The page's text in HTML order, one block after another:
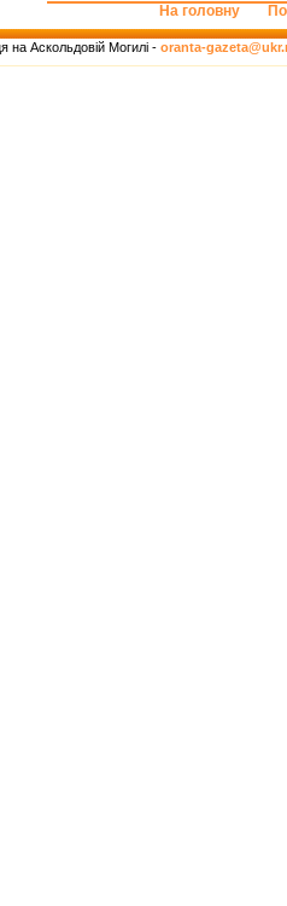
На головну
Аскольдовій Могилі - oranta-